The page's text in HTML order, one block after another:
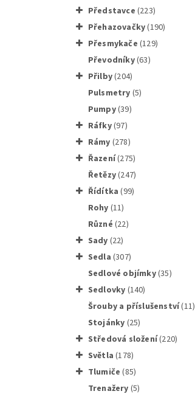
představce(223)
přehazovačky(190)
přesmykače(129)
převodníky(63)
přilby(204)
pulsmetry (5)
pumpy(39)
ráfky(97)
rámy (278)
řazení(275)
řetězy(247)
řídítka(99)
rohy (11)
různé(22)
sady (22)
sedla(307)
sedlové objímky(35)
sedlovky (140)
Šrouby a příslušenství(11)
stojánky (25)
středová složení(220)
světla(178)
tlumiče(85)
trenažery (5)